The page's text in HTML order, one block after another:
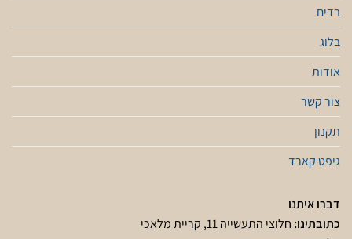
בדים
בלוג
אודות
צור קשר
תקנון
גיפט קארד
דברו איתנו
כתובתינו: חלוצי התעשייה 11, קריית מלאכי